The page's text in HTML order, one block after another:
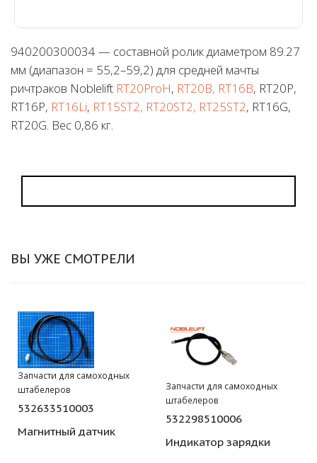
940200300034 — составной ролик диаметром 89.27
мм (диапазон = 55,2–59,2) для средней мачты
ричтраков Noblelift RT20ProH, RT20B, RT16B, RT20P,
RT16P, RT16Li, RT15ST2, RT20ST2, RT25ST2, RT16G,
RT20G. Вес 0,86 кг.
ВЫ УЖЕ СМОТРЕЛИ
Запчасти для самоходных
штабелеров
532633510003
Магнитный датчик
Запчасти для самоходных
штабелеров
532298510006
Индикатор зарядки